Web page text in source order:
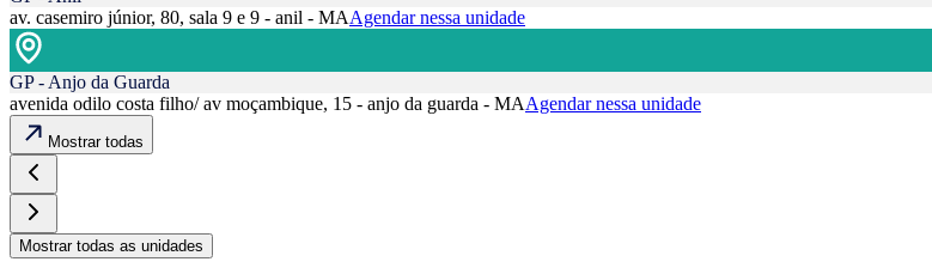
av. casemiro júnior, 80, sala 9 e 9 - anil - MAAgendar nessa unidade
GP - Anjo da Guarda
avenida odilo costa filho/ av moçambique, 15 - anjo da guarda - MAAgendar nessa unidade
Mostrar todas
Mostrar todas as unidades